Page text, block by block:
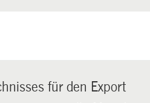
für den Export